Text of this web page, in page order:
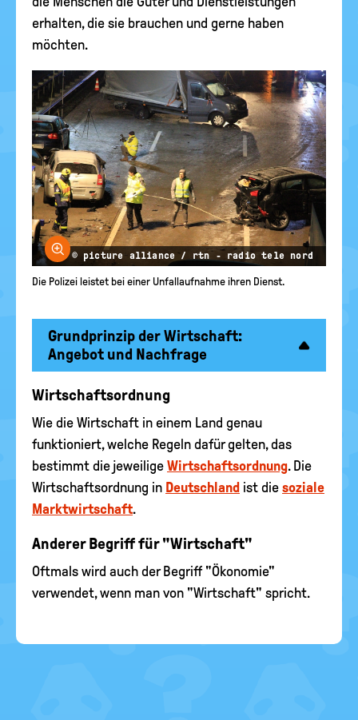
erhalten, die sie brauchen und gerne haben
möchten.
Bild vergrößern
© picture alliance / rtn - radio tele nord
Die Polizei leistet bei einer Unfallaufnahme ihren Dienst.
Grundprinzip der Wirtschaft:
Angebot und Nachfrage
Wirtschaftsordnung
Wie die Wirtschaft in einem Land genau
funktioniert, welche Regeln dafür gelten, das
bestimmt die jeweilige Wirtschaftsordnung. Die
Wirtschaftsordnung in Deutschland ist die soziale
Marktwirtschaft.
Anderer Begriff für "Wirtschaft"
Oftmals wird auch der Begriff "Ökonomie"
verwendet, wenn man von "Wirtschaft" spricht.